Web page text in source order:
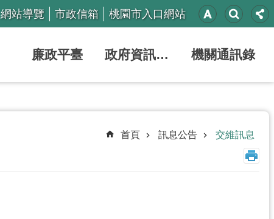
網站導覽 市政信箱 桃園市入口網站
廉政平臺 政府資訊公開 機關通訊錄
首頁 訊息公告 交維訊息